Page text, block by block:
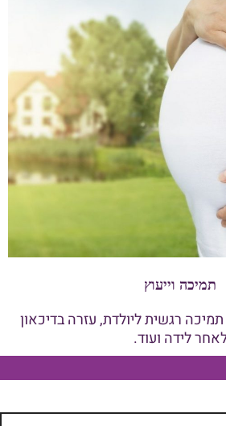
תמיכה וייעוץ
תמיכה רגשית ליולדת, עזרה בדיכאון
לידה ועוד.